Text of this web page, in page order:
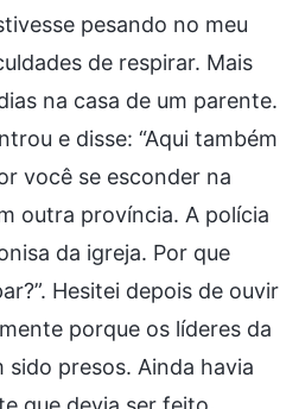
pesando no meu
de respirar. Mais
na casa de um parente.
e disse: “Aqui também
você se esconder na
outra província. A polícia
da igreja. Por que
Hesitei depois de ouvir
porque os líderes da
sido presos. Ainda havia